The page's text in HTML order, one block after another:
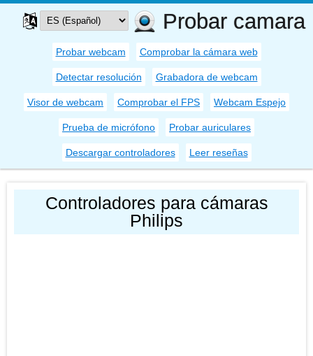
Probar camara
Probar webcam Comprobar la cámara web
Detectar resolución Grabadora de webcam
Visor de webcam Comprobar el FPS Webcam Espejo
Prueba de micrófono Probar auriculares
Descargar controladores Leer reseñas
Controladores para cámaras
Philips